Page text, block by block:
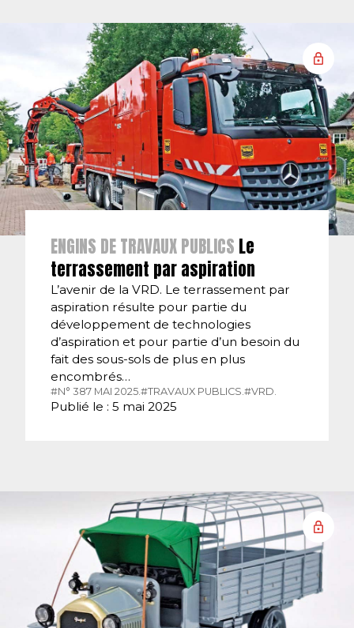
ENGINS DE TRAVAUX PUBLICS Le
terrassement par aspiration
L’avenir de la VRD. Le terrassement par
aspiration résulte pour partie du
développement de technologies
d’aspiration et pour partie d’un besoin du
fait des sous-sols de plus en plus
encombrés…
#N° 387 MAI 2025. #TRAVAUX PUBLICS. #VRD.
Publié le : 5 mai 2025